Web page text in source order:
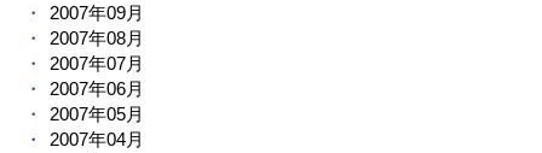
2007年09月
2007年08月
2007年07月
2007年06月
2007年05月
2007年04月